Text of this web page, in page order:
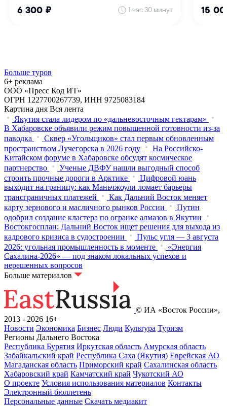
Больше туров
6+ реклама
ООО «Пресс Код ИТ»
ОГРН 1227700267739, ИНН 9725083184
Картина дня Вся лента
Якутия стала лидером по «дальневосточным гектарам»
В Хабаровске объявили режим повышенной готовности из‑за
паводка
Сквер «Угольщиков» стал первым обновленным
пространством Лучегорска в 2026 году
На Российско-
Китайском форуме в Хабаровске обсудят космическое
партнерство
Ученые ДВФУ нашли выгодный способ
строить прочные дороги в Арктике
Цифровой юань
выходит на границу: как Маньчжоули ломает барьеры
трансграничных платежей
Как Дальний Восток меняет
карту зернового и масличного рынков России
Путин
одобрил создание кластера по огранке алмазов в Якутии
Востокгосплан: Дальний Восток ищет решения для выхода из
кадрового кризиса в судостроении
Пульс угля — 3 августа
2026: угольная промышленность в моменте
«Энергия
Сахалина-2026» — под знаком локальных успехов и
нерешенных вопросов
Больше материалов
© ИА «Восток России»,
2013 - 2026 16+
Новости Экономика Бизнес Люди Культура Туризм
Регионы Дальнего Востока
Республика Бурятия Иркутская область Амурская область
Забайкальский край Республика Саха (Якутия) Еврейская АО
Магаданская область Приморский край Сахалинская область
Хабаровский край Камчатский край Чукотский АО
О проекте Условия использования материалов Контакты
Электронный бюллетень
Персональные данные Скачать медиакит